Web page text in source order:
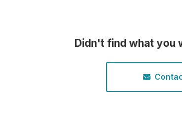
Didn't find what you